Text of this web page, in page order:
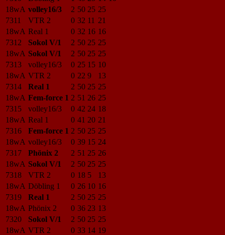
18wA volley16/3 2 50 25 25
7311
VTR 2 0 32 11 21
18wA Real 1 0 32 16 16
7312
Sokol V/1 2 50 25 25
18wA Sokol V/1 2 50 25 25
7313
volley16/3 0 25 15 10
18wA VTR 2 0 22 9
13
7314
Real 1 2 50 25 25
18wA Fem-force 1 2 51 26 25
7315
volley16/3 0 42 24 18
18wA Real 1 0 41 20 21
7316
Fem-force 1 2 50 25 25
18wA volley16/3 0 39 15 24
7317
Phönix 2 2 51 25 26
18wA Sokol V/1 2 50 25 25
7318
VTR 2 0 18 5
13
18wA Döbling 1 0 26 10 16
7319
Real 1 2 50 25 25
18wA Phönix 2 0 36 23 13
7320
Sokol V/1 2 50 25 25
18wA VTR 2 0 33 14 19